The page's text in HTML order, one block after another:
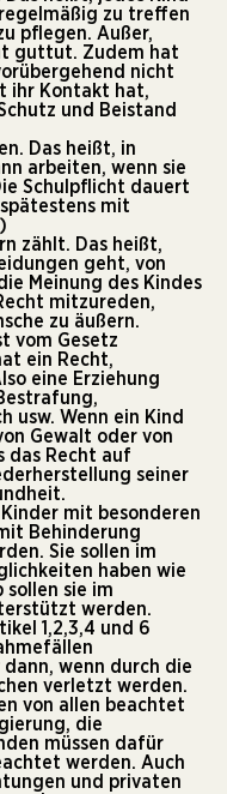
zu treffen
pflegen. Außer,
guttut. Zudem hat
nicht
ihr Kontakt hat,
und Beistand
Das heißt, in
arbeiten, wenn sie
Schulpflicht dauert
mit
zählt. Das heißt,
geht, von
Meinung des Kindes
mitzureden,
zu äußern.
vom Gesetz
ein Recht,
eine Erziehung
usw. Wenn ein Kind
Gewalt oder von
das Recht auf
seiner
mit besonderen
Behinderung
Sie sollen im
haben wie
sollen sie im
werden.
1,2,3,4 und 6
wenn durch die
verletzt werden.
von allen beachtet
die
müssen dafür
werden. Auch
und privaten